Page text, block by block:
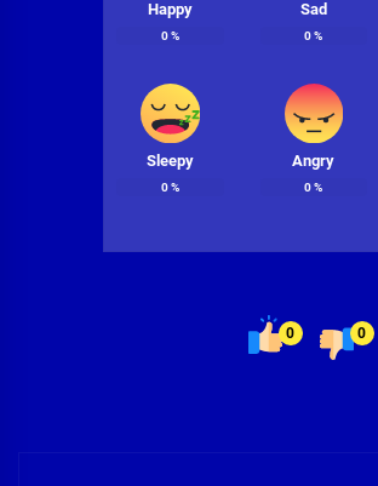
Happy
0%
Sad
0%
Sleepy
0%
Angry
0%
0 0